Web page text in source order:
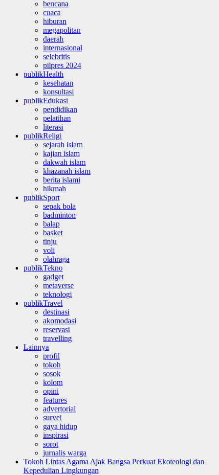
bencana
cuaca
hiburan
megapolitan
daerah
internasional
selebritis
pilpres 2024
publikHealth
kesehatan
konsultasi
publikEdukasi
pendidikan
pelatihan
literasi
publikReligi
sejarah islam
kajian islam
dakwah islam
khazanah islam
berita islami
hikmah
publikSport
sepak bola
badminton
balap
basket
tinju
voli
olahraga
publikTekno
gadget
metaverse
teknologi
publikTravel
destinasi
akomodasi
reservasi
travelling
Lainnya
profil
tokoh
sosok
kolom
opini
features
advertorial
survei
gaya hidup
inspirasi
sorot
jurnalis warga
Tokoh Lintas Agama Ajak Bangsa Perkuat Ekoteologi dan
Kepedulian Lingkungan